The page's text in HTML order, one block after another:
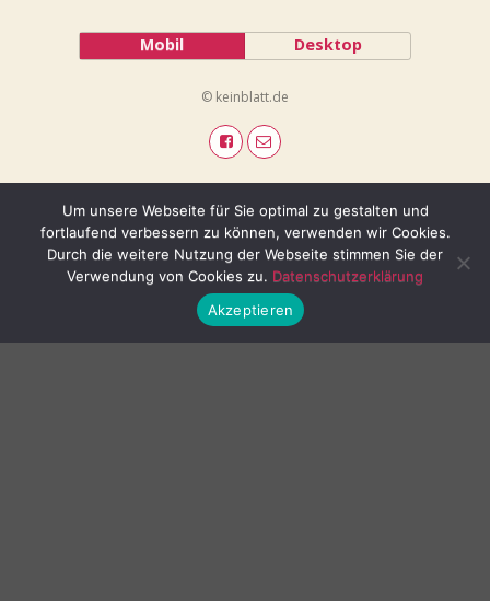
Mobil Desktop
© keinblatt.de
Um unsere Webseite für Sie optimal zu gestalten und
fortlaufend verbessern zu können, verwenden wir Cookies.
Durch die weitere Nutzung der Webseite stimmen Sie der
Verwendung von Cookies zu. Datenschutzerklärung
Akzeptieren